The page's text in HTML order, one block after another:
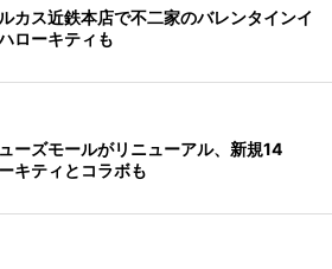
カス近鉄本店で不二家のバレンタインイ
ローキティも
ーズモールがリニューアル、新規14
キティとコラボも